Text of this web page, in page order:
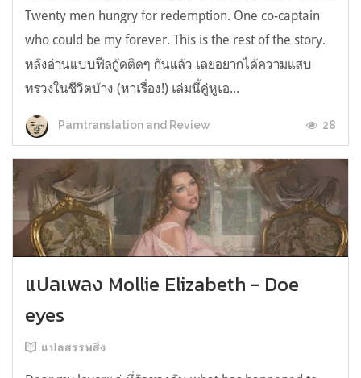
Twenty men hungry for redemption. One co-captain
who could be my forever. This is the rest of the story.
หลังอ่านแบบฟีลกู้ดติดๆ กันแล้ว เลยอยากได้ความแสบ
ทรวงในชีวิตบ้าง (หาเรื่อง!) เล่มนี้คู่หูเอ...
Parntranslation and Review 28
แปลเพลง Mollie Elizabeth - Doe
eyes
แปลสรรพสิ่ง